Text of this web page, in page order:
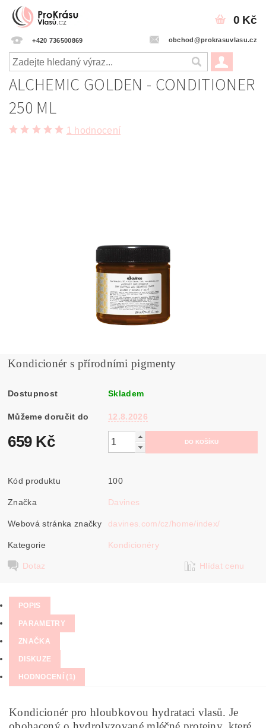
+420 736500869 obchod@prokrasuvlasu.cz
0 Kč
ALCHEMIC GOLDEN - CONDITIONER
250 ML
1 hodnocení
Kondicionér s přírodními pigmenty
Dostupnost Skladem
Můžeme doručit do 12.8.2026
659 Kč
Kód produktu 100
Značka Davines
Webová stránka značky davines.com/cz/home/index/
Kategorie Kondicionéry
Dotaz Hlídat cenu
POPIS
PARAMETRY
ZNAČKA
DISKUZE
HODNOCENÍ (1)
Kondicionér pro hloubkovou hydrataci vlasů. Je